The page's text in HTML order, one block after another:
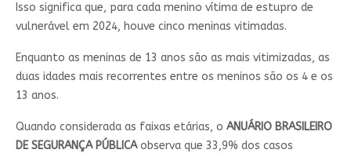
Isso significa que, para cada menino vítima de estupro de
vulnerável em 2024, houve cinco meninas vitimadas.
Enquanto as meninas de 13 anos são as mais vitimizadas, as
duas idades mais recorrentes entre os meninos são os 4 e os
13 anos.
Quando considerada as faixas etárias, o ANUÁRIO BRASILEIRO
DE SEGURANÇA PÚBLICAobserva que 33,9% dos casos